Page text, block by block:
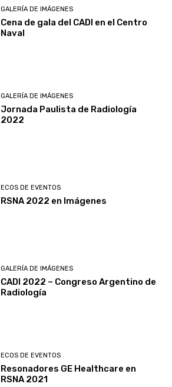
GALERÍA DE IMÁGENES
Cena de gala del CADI en el Centro
Naval
GALERÍA DE IMÁGENES
Jornada Paulista de Radiología
2022
ECOS DE EVENTOS
RSNA 2022 en Imágenes
GALERÍA DE IMÁGENES
CADI 2022 – Congreso Argentino de
Radiología
ECOS DE EVENTOS
Resonadores GE Healthcare en
RSNA 2021